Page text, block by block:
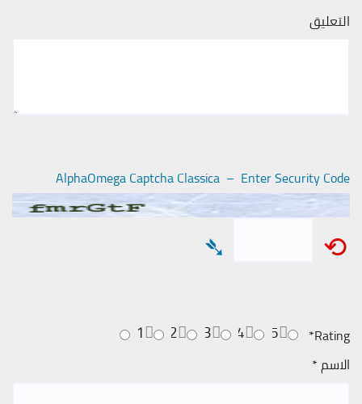
التعليق
AlphaOmega Captcha Classica – Enter Security Code
⟲
➴
Rating
*
5
4
3
2
1
الاسم*